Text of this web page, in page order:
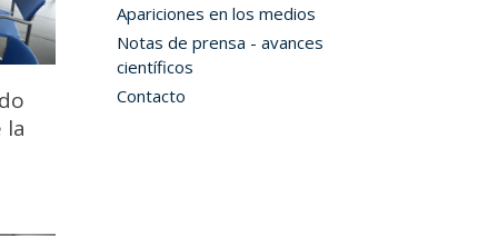
la
Apariciones en los medios
Notas de prensa - avances
científicos
Contacto